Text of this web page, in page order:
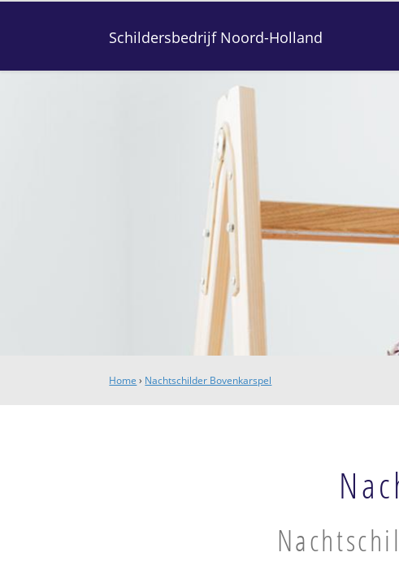
Schildersbedrijf Noord-Holland
Home › Nachtschilder Bovenkarspel